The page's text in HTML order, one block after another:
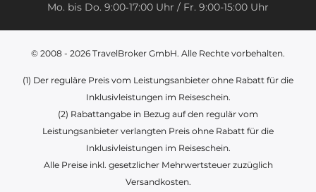
Mo. bis Do. 9:00‑17:00 Uhr / Fr. 9:00-15:00 Uhr
© 2008 - 2026 TravelBroker GmbH. Alle Rechte vorbehalten.
(1) Der reguläre Preis vom Leistungsanbieter ohne Rabatt für die
Inklusivleistungen im Reiseschein.
(2) Rabattangabe in Bezug auf den regulär vom
Leistungsanbieter verlangten Preis ohne Rabatt für die
Inklusivleistungen im Reiseschein.
Alle Preise inkl. gesetzlicher Mehrwertsteuer zuzüglich
Versandkosten.